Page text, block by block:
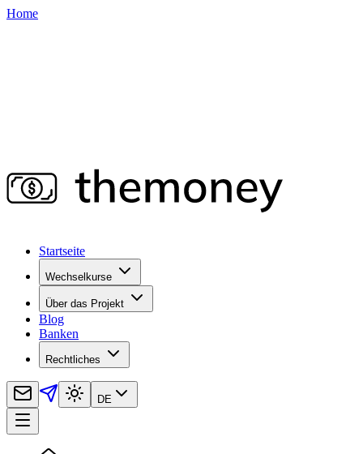
Home
Startseite
Wechselkurse
Über das Projekt
Blog
Banken
Rechtliches
DE